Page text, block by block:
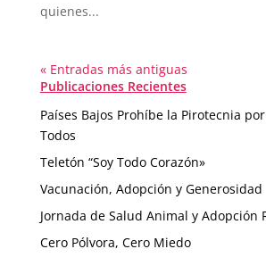
quienes...
« Entradas más antiguas
Publicaciones Recientes
Países Bajos Prohíbe la Pirotecnia
Todos
Teletón “Soy Todo Corazón»
Vacunación, Adopción y Generosidad
Jornada de Salud Animal y Adopción
Cero Pólvora, Cero Miedo